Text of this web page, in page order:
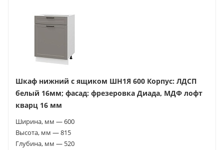
Шкаф нижний с ящиком ШН1Я 600 Корпус: ЛДСП
белый 16мм; фасад: фрезеровка Диада, МДФ лофт
кварц 16 мм
Ширина, мм — 600
Высота, мм — 815
Глубина, мм — 520